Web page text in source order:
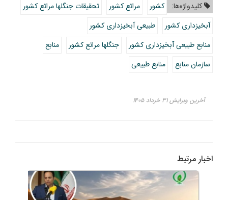
کلیدواژه‌ها: کشور مراتع کشور
تحقیقات جنگلها مراتع کشور
آبخیزداری کشور
طبیعی آبخیزداری کشور
منابع طبیعی آبخیزداری کشور
جنگلها مراتع کشور
منابع
سازمان منابع
منابع طبیعی
آخرین ویرایش ۳۱ خرداد ۱۴۰۵
اخبار مرتبط